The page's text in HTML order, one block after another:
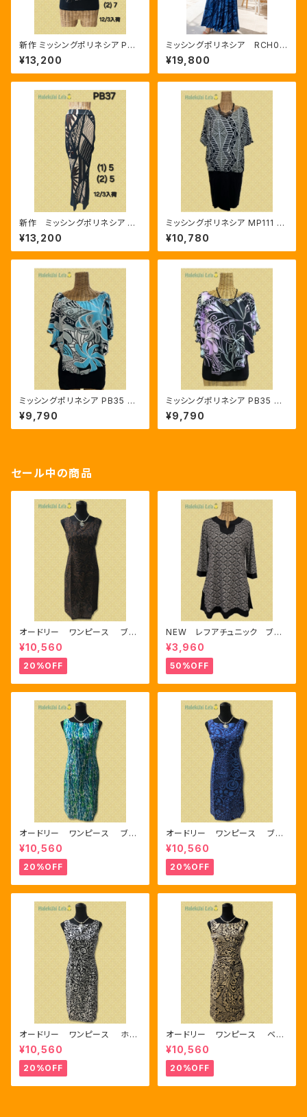
新作 ミッシングポリネシア PB3
5 タパ
¥13,200
ミッシングポリネシア RCH03
3 ブルー
¥19,800
新作 ミッシングポリネシア PB
37 タパ
¥13,200
ミッシングポリネシア MP111 グ
レー／ブラック
¥10,780
ミッシングポリネシア PB35 ジ
ュンコブルー
¥9,790
ミッシングポリネシア PB35 テ
ィアレ／パープル
¥9,790
セール中の商品
オードリー ワンピース ブラ
ウン/ブラック
¥10,560
20%OFF
NEW レフアチュニック ブラ
ック
¥3,960
50%OFF
オードリー ワンピース ブル
ー/グリーン/ホワイト
¥10,560
20%OFF
オードリー ワンピース ブル
ー/ネイビー
¥10,560
20%OFF
オードリー ワンピース ホワ
イト/ブラック
¥10,560
20%OFF
オードリー ワンピース ベー
ジュ/ブラック
¥10,560
20%OFF